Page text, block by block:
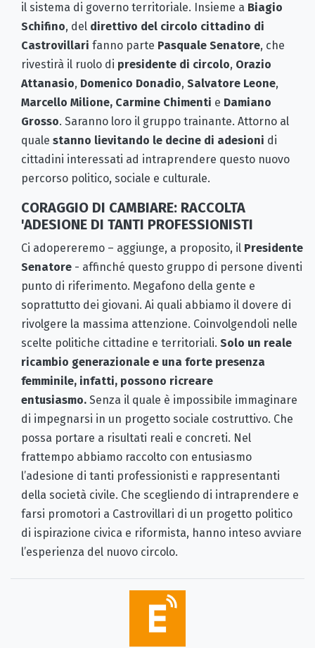
il sistema di governo territoriale. Insieme a Biagio
Schifino, del direttivo del circolo cittadino di
Castrovillari fanno parte Pasquale Senatore, che
rivestirà il ruolo di presidente di circolo, Orazio
Attanasio, Domenico Donadio, Salvatore Leone,
Marcello Milione, Carmine Chimenti e Damiano
Grosso. Saranno loro il gruppo trainante. Attorno al
quale stanno lievitando le decine di adesioni di
cittadini interessati ad intraprendere questo nuovo
percorso politico, sociale e culturale.
CORAGGIO DI CAMBIARE: RACCOLTA
'ADESIONE DI TANTI PROFESSIONISTI
Ci adopereremo – aggiunge, a proposito, il Presidente
Senatore - affinché questo gruppo di persone diventi
punto di riferimento. Megafono della gente e
soprattutto dei giovani. Ai quali abbiamo il dovere di
rivolgere la massima attenzione. Coinvolgendoli nelle
scelte politiche cittadine e territoriali. Solo un reale
ricambio generazionale e una forte presenza
femminile, infatti, possono ricreare
entusiasmo. Senza il quale è impossibile immaginare
di impegnarsi in un progetto sociale costruttivo. Che
possa portare a risultati reali e concreti. Nel
frattempo abbiamo raccolto con entusiasmo
l’adesione di tanti professionisti e rappresentanti
della società civile. Che scegliendo di intraprendere e
farsi promotori a Castrovillari di un progetto politico
di ispirazione civica e riformista, hanno inteso avviare
l’esperienza del nuovo circolo.